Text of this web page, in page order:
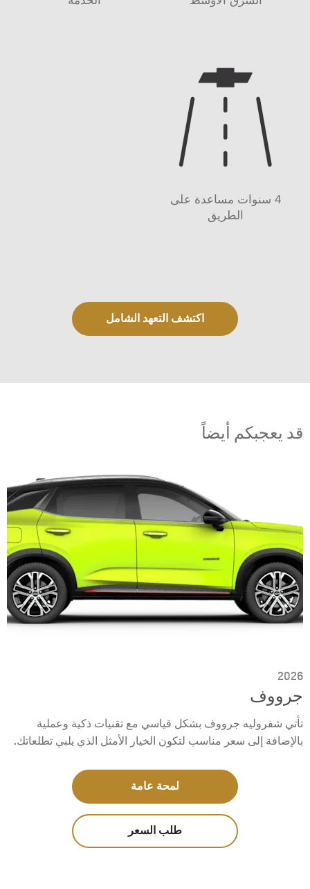
4 سنوات مساعدة على
الطريق
اكتشف التعهد الشامل
قد يعجبكم أيضاً
2026
جرووف
تأتي شفروليه جرووف بشكل قياسي مع تقنيات ذكية وعملية
بالإضافة إلى سعر مناسب لتكون الخيار الأمثل الذي يلبي تطلعاتك.
لمحة عامة
طلب السعر